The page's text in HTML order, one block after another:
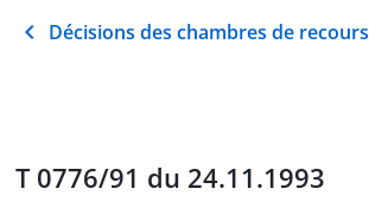
Décisions des chambres de recours
T 0776/91 du 24.11.1993